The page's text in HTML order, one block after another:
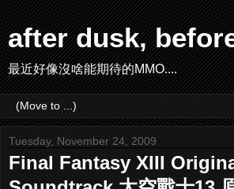
after dusk,
最近好像沒啥能期待的MMO....
Tuesday, November 24, 2009
Final Fantasy XIII